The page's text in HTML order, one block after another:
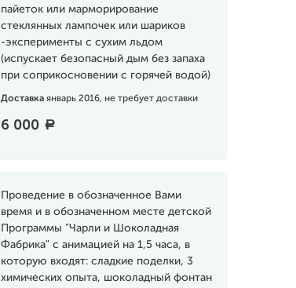
пайеток или марморирование
стеклянных лампочек или шариков
-эксперименты с сухим льдом
(испускает безопасный дым без запаха
при соприкосновении с горячей водой)
Доставка январь 2016, не требует доставки
6 000 a
Проведение в обозначенное Вами
время и в обозначенном месте детской
Программы "Чарли и Шоколадная
Фабрика" с анимацией на 1,5 часа, в
которую входят: сладкие поделки, 3
химических опыта, шоколадный фонтан